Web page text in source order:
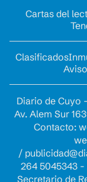
Cartas del
Clasificados
Diario de Cuyo
Av. Alem Sur
Contacto:
/
264 5045343 -
Secretario de